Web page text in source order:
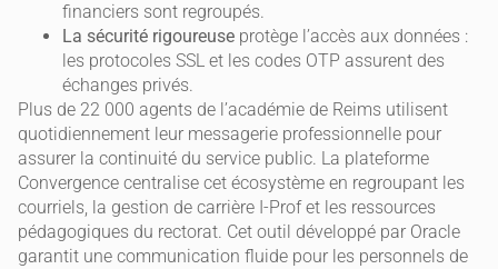
financiers sont regroupés.
La sécurité rigoureuse protège l’accès aux données :
les protocoles SSL et les codes OTP assurent des
échanges privés.
Plus de 22 000 agents de l’académie de Reims utilisent
quotidiennement leur messagerie professionnelle pour
assurer la continuité du service public. La plateforme
Convergence centralise cet écosystème en regroupant les
courriels, la gestion de carrière I-Prof et les ressources
pédagogiques du rectorat. Cet outil développé par Oracle
garantit une communication fluide pour les personnels de